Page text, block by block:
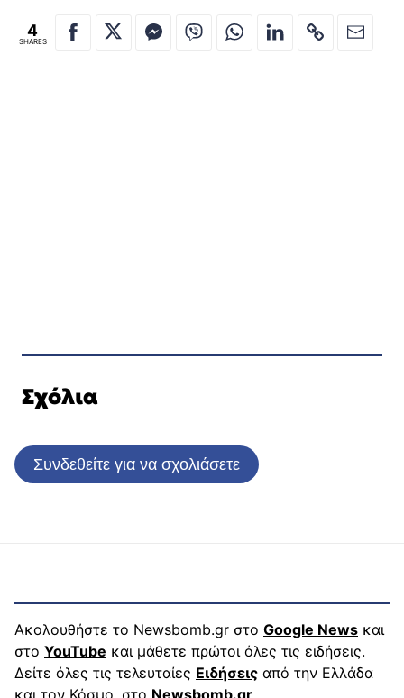
4
SHARES
Σχόλια
Συνδεθείτε για να σχολιάσετε
Ακολουθήστε το Newsbomb.gr στο Google News και
στο YouTube και μάθετε πρώτοι όλες τις ειδήσεις.
Δείτε όλες τις τελευταίες Ειδήσεις από την Ελλάδα
και τον Κόσμο, στο Newsbomb.gr